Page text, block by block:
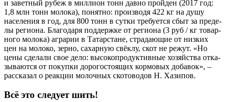
и завет­ный рубеж в мил­ли­он тонн дав­но прой­ден (2017 год:
1,8 млн тонн моло­ка), понят­но: про­из­во­дя 422 кг на душу
насе­ле­ния в год, для 800 тонн в сут­ки тре­бу­ет­ся сбыт за пре­де­
лы реги­о­на. Бла­го­да­ря под­держ­ке от реги­о­на (3 руб / кг товар­
но­го моло­ка) агра­рии в Татар­стане, стра­да­ю­щие от низ­ких
цен на моло­ко, зер­но, сахар­ную свёк­лу, скот не режут. «Но
цены сде­ла­ли свое дело: высо­ко­про­дук­тив­ные хозяй­ства отка­
зы­ва­ют­ся от покуп­ки доро­го­сто­я­щих кор­мо­вых доба­вок», –
рас­ска­зал о реак­ции молоч­ных ско­то­во­дов Н. Хазипов.
Всё это следует шить!